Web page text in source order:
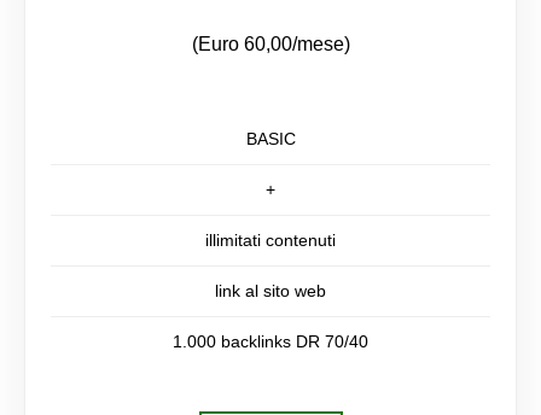
(Euro 60,00/mese)
BASIC
+
illimitati contenuti
link al sito web
1.000 backlinks DR 70/40